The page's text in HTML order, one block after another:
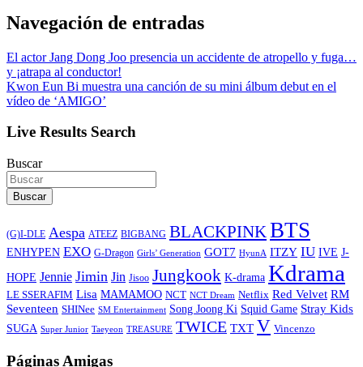
Navegación de entradas
El actor Jang Dong Joo presencia un accidente de atropello y fuga…
y ¡atrapa al conductor!
Kwon Eun Bi muestra una canción de su mini álbum debut en el
vídeo de ‘AMIGO’
Live Results Search
Buscar
Buscar
(G)I-DLE Aespa ATEEZ BIGBANG BLACKPINKBTS
ENHYPEN EXO G-Dragon Girls’ Generation GOT7 HyunA ITZY IU IVE J-
HOPE Jennie Jimin Jin Jisoo Jungkook K-drama Kdrama
LE SSERAFIM Lisa MAMAMOO NCT NCT Dream Netflix Red Velvet RM
Seventeen SHINee SM Entertainment Song Joong Ki Squid Game Stray Kids
SUGA Super Junior Taeyeon TREASURE TWICE TXT V Vincenzo
Páginas Amigas